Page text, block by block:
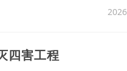
四害工程